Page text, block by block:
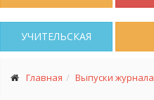
УЧИТЕЛЬСКАЯ
Главная Выпуски журнала